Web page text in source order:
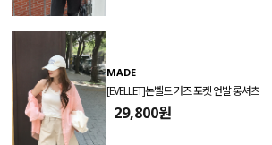
MADE
[EVELLET]논벨드 거즈 포켓 언발 롱셔츠
29,800원